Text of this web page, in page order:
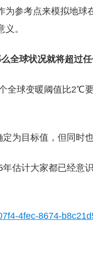
参考点来模拟地球
。
球状况就将超过任
全球变暖阈值比2℃
为目标值，但同时
估计大家都已经意